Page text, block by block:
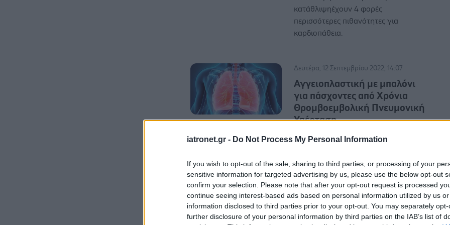
iatronet.gr - Do Not Process My Personal Information
If you wish to opt-out of the sale, sharing to third parties, or processing of your
sensitive information for targeted advertising by us, please use the below opt-out
confirm your selection. Please note that after your opt-out request is processed
continue seeing interest-based ads based on personal information utilized by us
information disclosed to third parties prior to your opt-out. You may separately
further disclosure of your personal information by third parties on the IAB’s list of
κατάθλιψηέχουν 4 φορές
περισσότερες πιθανότητες για
καρδιοπάθεια.
Δευτέρα, 12 Σεπτεμβρίου 2022, 14:07
Αγγειοπλαστική με μπαλόνι
για πάσχοντες από Χρόνια
Θρομβοεμβολική Πνευμονική
Υπέρταση
O Ιάπωνας καθηγητής καρδιολογίας
Hiromi Matsubara, που είναι και ο
εφευρέτης αυτής της τεχνικής,
συνεχίζει όλα αυτά τα χρόνια να
έρχεται στην Ελλάδα ως
φιλοξενούμενος του συλλόγου.